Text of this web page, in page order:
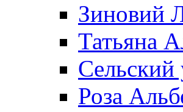
Зиновий
Татьяна
Сельский
Роза